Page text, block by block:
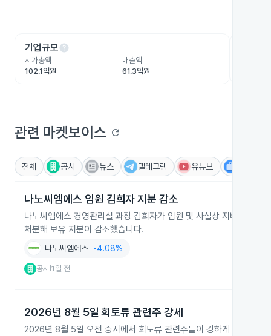
기업규모help
시가총액
102.1억원
매출액
61.3억원
관련 마켓보이스 refresh
전체 공시 뉴스 텔레그램 유튜브
나노씨엠에스 임원 김희자 지분 감소
나노씨엠에스 경영관리실 과장 김희자가 임원 및 사실상 지배주주
처분해 보유 지분이 감소했습니다.
나노씨엠에스 -4.08%
공시 |1일 전
2026년 8월 5일 희토류 관련주 강세
2026년 8월 5일 오전 증시에서 희토류 관련주들이 강하게 올랐습니